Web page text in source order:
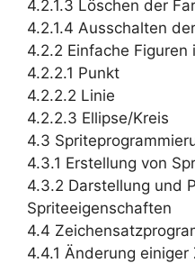
4.2.1.3 Löschen der
4.2.1.4 Ausschalten
4.2.2 Einfache
4.2.2.1 Punkt
4.2.2.2 Linie
4.2.2.3 Ellipse/Kreis
4.3
4.3.1 Erstellung von
4.3.2 Darstellung und
Spriteeigenschaften
4.4
4.4.1 Änderung einiger